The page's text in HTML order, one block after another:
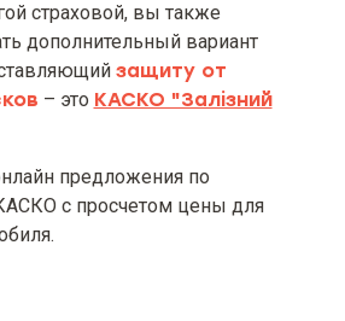
страховой, вы также
дополнительный вариант
защиту от
– это КАСКО "Залізний
предложения по
с просчетом цены для